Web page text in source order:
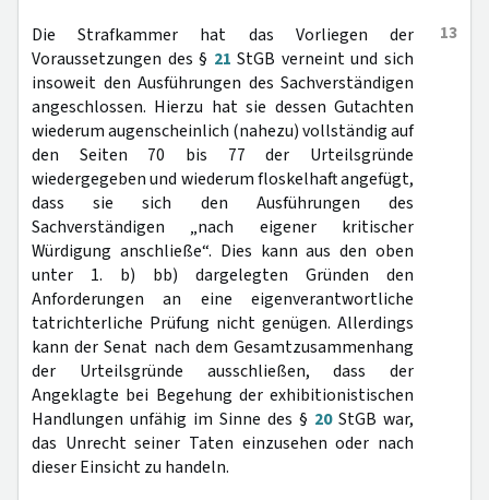
13
Die Strafkammer hat das Vorliegen der
Voraussetzungen des § 21 StGB verneint und sich
insoweit den Ausführungen des Sachverständigen
angeschlossen. Hierzu hat sie dessen Gutachten
wiederum augenscheinlich (nahezu) vollständig auf
den Seiten 70 bis 77 der Urteilsgründe
wiedergegeben und wiederum floskelhaft angefügt,
dass sie sich den Ausführungen des
Sachverständigen „nach eigener kritischer
Würdigung anschließe“. Dies kann aus den oben
unter 1. b) bb) dargelegten Gründen den
Anforderungen an eine eigenverantwortliche
tatrichterliche Prüfung nicht genügen. Allerdings
kann der Senat nach dem Gesamtzusammenhang
der Urteilsgründe ausschließen, dass der
Angeklagte bei Begehung der exhibitionistischen
Handlungen unfähig im Sinne des § 20StGB war,
das Unrecht seiner Taten einzusehen oder nach
dieser Einsicht zu handeln.